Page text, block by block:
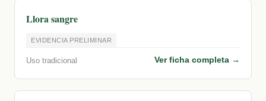
Llora sangre
EVIDENCIA PRELIMINAR
Uso tradicional Ver ficha completa →